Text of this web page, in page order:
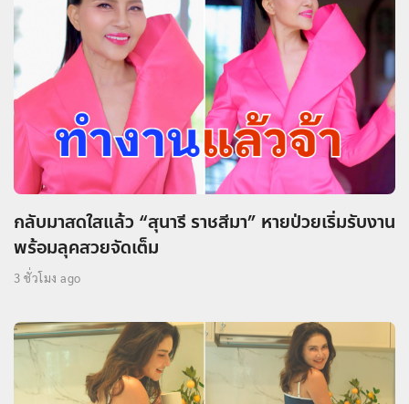
กลับมาสดใสแล้ว “สุนารี ราชสีมา” หายป่วยเริ่มรับงาน
พร้อมลุคสวยจัดเต็ม
3 ชั่วโมง ago